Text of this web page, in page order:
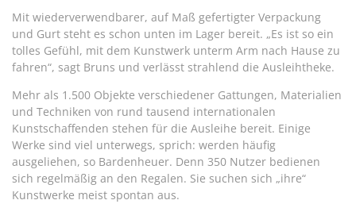
Mit wiederverwendbarer, auf Maß gefertigter Verpackung
und Gurt steht es schon unten im Lager bereit. „Es ist so ein
tolles Gefühl, mit dem Kunstwerk unterm Arm nach Hause zu
fahren“, sagt Bruns und verlässt strahlend die Ausleihtheke.
Mehr als 1.500 Objekte verschiedener Gattungen, Materialien
und Techniken von rund tausend internationalen
Kunstschaffenden stehen für die Ausleihe bereit. Einige
Werke sind viel unterwegs, sprich: werden häufig
ausgeliehen, so Bardenheuer. Denn 350 Nutzer bedienen
sich regelmäßig an den Regalen. Sie suchen sich „ihre“
Kunstwerke meist spontan aus.